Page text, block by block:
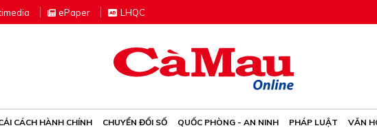
ePaper LHQC
CÁCH HÀNH CHÍNH CHUYỂN ĐỔI SỐ QUỐC PHÒNG - AN NINH PHÁP LUẬT VĂN